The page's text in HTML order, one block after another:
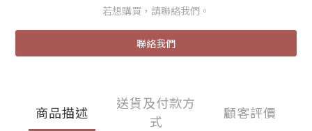
若想購買，請聯絡我們。
聯絡我們
商品描述
送貨及付款方
式
顧客評價